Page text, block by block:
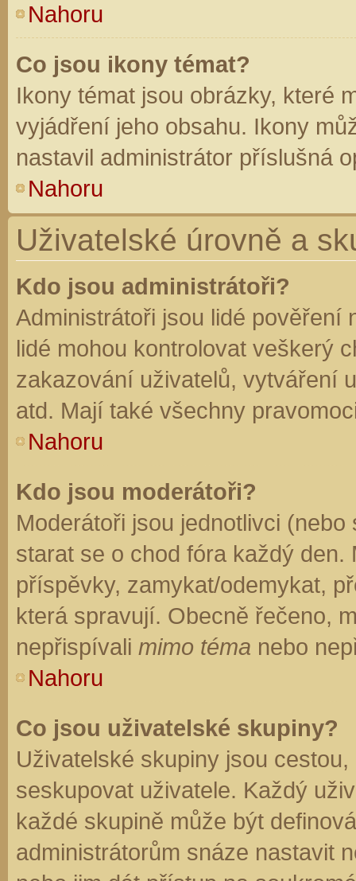
Nahoru
Co jsou ikony témat?
Ikony témat jsou obrázky, které
vyjádření jeho obsahu. Ikony
nastavil administrátor příslušná
Nahoru
Uživatelské úrovně a
Kdo jsou administrátoři?
Administrátoři jsou lidé pověření
lidé mohou kontrolovat veškerý
zakazování uživatelů, vytváření
atd. Mají také všechny
Nahoru
Kdo jsou moderátoři?
Moderátoři jsou jednotlivci
starat se o chod fóra každý
příspěvky, zamykat/odemykat,
která spravují. Obecně řečeno,
nepřispívali mimo téma nebo
Nahoru
Co jsou uživatelské skupiny?
Uživatelské skupiny jsou
seskupovat uživatele. Každý
každé skupině může být
administrátorům snáze nastavit